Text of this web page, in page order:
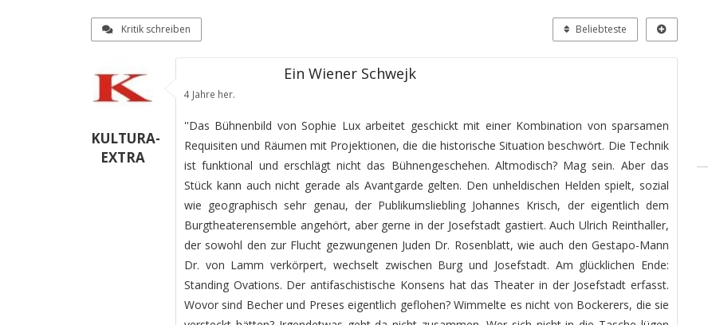
Kritik schreiben Beliebteste
KULTURA-
EXTRA
Ein Wiener Schwejk
4 Jahre her.
''Das Bühnenbild von Sophie Lux arbeitet geschickt mit einer Kombination von sparsamen
Requisiten und Räumen mit Projektionen, die die historische Situation beschwört. Die Technik
ist funktional und erschlägt nicht das Bühnengeschehen. Altmodisch? Mag sein. Aber das
Stück kann auch nicht gerade als Avantgarde gelten. Den unheldischen Helden spielt, sozial
wie geographisch sehr genau, der Publikumsliebling Johannes Krisch, der eigentlich dem
Burgtheaterensemble angehört, aber gerne in der Josefstadt gastiert. Auch Ulrich Reinthaller,
der sowohl den zur Flucht gezwungenen Juden Dr. Rosenblatt, wie auch den Gestapo-Mann
Dr. von Lamm verkörpert, wechselt zwischen Burg und Josefstadt. Am glücklichen Ende:
Standing Ovations. Der antifaschistische Konsens hat das Theater in der Josefstadt erfasst.
Wovor sind Becher und Preses eigentlich geflohen? Wimmelte es nicht von Bockerers, die sie